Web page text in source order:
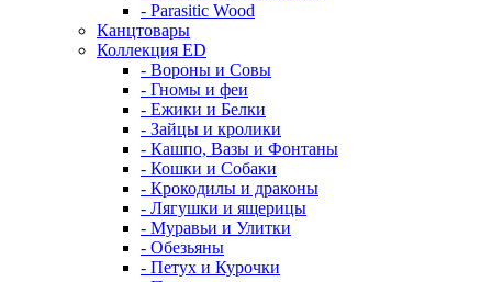
- Parasitic Wood
Канцтовары
Коллекция ED
- Вороны и Совы
- Гномы и феи
- Ежики и Белки
- Зайцы и кролики
- Кашпо, Вазы и Фонтаны
- Кошки и Собаки
- Крокодилы и драконы
- Лягушки и ящерицы
- Муравьи и Улитки
- Обезьяны
- Петух и Курочки